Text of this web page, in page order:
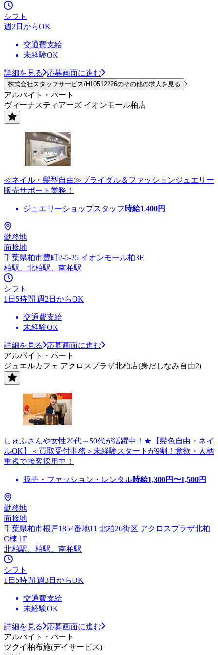
シフト
週2日からOK
交通費支給
未経験OK
詳細を見る 応募画面に進む
株式会社スタッフサービス/H10512226のその他の求人を見る
アルバイト・パート
ヴィーナスティアーズ イオンモール柏店
≪ネイル・髪型自由≫ブライダル＆ファッションジュエリー
販売サポート業務！
ジュエリーショップスタッフ 時給1,400円
勤務地
面接地
千葉県柏市豊町2-5-25 イオンモール柏3F
柏駅、北柏駅、南柏駅
シフト
1日5時間 週2日からOK
交通費支給
未経験OK
詳細を見る
応募画面に進む
アルバイト・パート
ジュエルカフェ アクロスプラザ北柏店(身だしなみ自由2)
しゅふさんや女性20代～50代が活躍中！★【髪色自由・ネイ
ルOK】＜買取受付事務＞未経験スタートが9割！意欲・人柄
重視で接客採用中！
販売・ファッション・レンタル時給1,300円〜1,500円
勤務地
面接地
千葉県柏市根戸1854番地11 北柏26街区 アクロスプラザ北柏
C棟 1F
北柏駅、柏駅、南柏駅
シフト
1日5時間 週3日からOK
交通費支給
未経験OK
詳細を見る
応募画面に進む
アルバイト・パート
ツクイ柏布施(デイサービス)